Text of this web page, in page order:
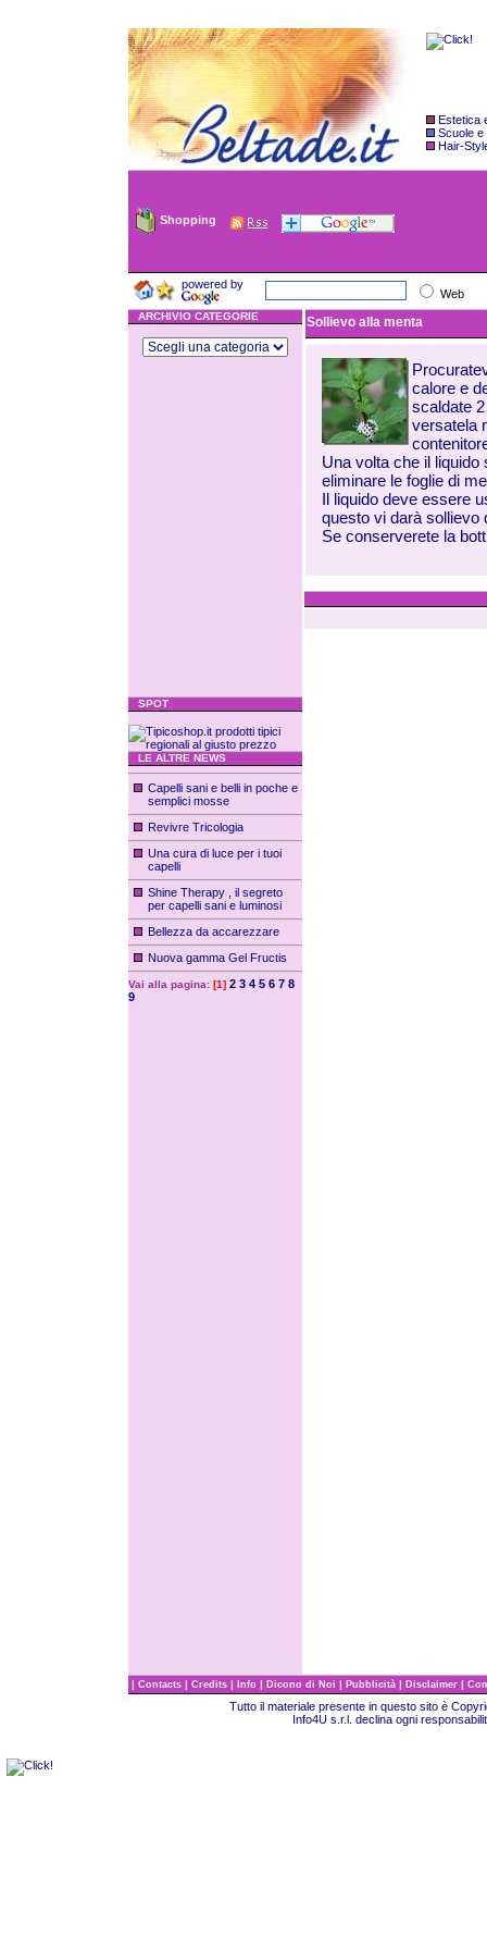
Estetica
Scuole e
Hair-
Shopping
powered by
Web
ARCHIVIO CATEGORIE
SPOT
LE ALTRE NEWS
Capelli sani e belli in poche e
semplici mosse
Revivre Tricologia
Una cura di luce per i tuoi
capelli
Shine Therapy , il segreto
per capelli sani e luminosi
Bellezza da accarezzare
Nuova gamma Gel Fructis
Vai alla pagina: [1] 2 3 4 5 6 7 8
9
Sollievo alla menta
calore e
scaldate
versatela
Una volta che il liquido
eliminare le foglie di
Il liquido deve essere
questo vi darà sollievo
Se conserverete la
| Contacts | Credits | Info | Dicono di Noi | Pubblicità | Disclaimer |
Tutto il materiale presente in questo sito è
Info4U s.r.l. declina ogni